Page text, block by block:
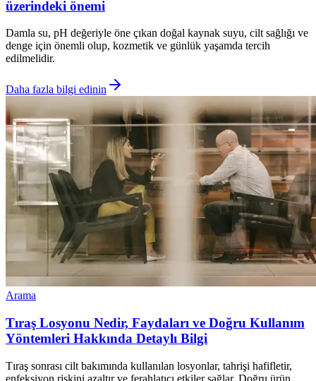
üzerindeki önemi
Damla su, pH değeriyle öne çıkan doğal kaynak suyu, cilt sağlığı ve
denge için önemli olup, kozmetik ve günlük yaşamda tercih
edilmelidir.
Daha fazla bilgi edinin
Arama
Tıraş Losyonu Nedir, Faydaları ve Doğru Kullanım
Yöntemleri Hakkında Detaylı Bilgi
Tıraş sonrası cilt bakımında kullanılan losyonlar, tahrişi hafifletir,
enfeksiyon riskini azaltır ve ferahlatıcı etkiler sağlar. Doğru ürün